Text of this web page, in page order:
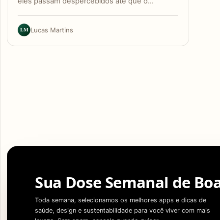
LM Lucas Martins
Sua Dose Semanal de
Toda semana, selecionamos os melhores apps e dicas de
saúde, design e sustentabilidade para você viver com mais